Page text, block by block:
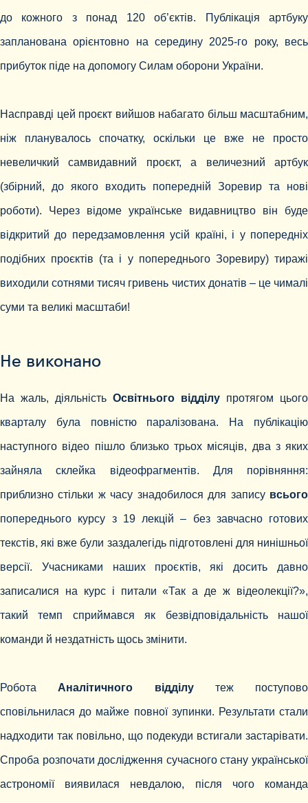
до кожного з понад 120 об’єктів. Публікація артбуку
запланована орієнтовно на середину 2025-го року, весь
прибуток піде на допомогу Силам оборони України.
Насправді цей проєкт вийшов набагато більш масштабним,
ніж планувалось спочатку, оскільки це вже не просто
невеличкий самвидавний проєкт, а величезний артбук
(збірний, до якого входить попередній Зоревир та нові
роботи). Через відоме українське видавництво він буде
відкритий до передзамовлення усій країні, і у попередніх
подібних проєктів (та і у попереднього Зоревиру) тиражі
виходили сотнями тисяч гривень чистих донатів – це чималі
суми та великі масштаби!
Не виконано
На жаль, діяльність Освітнього відділу протягом цього
кварталу була повністю паралізована. На публікацію
наступного відео пішло близько трьох місяців, два з яких
зайняла склейка відеофрагментів. Для порівняння:
приблизно стільки ж часу знадобилося для запису всього
попереднього курсу з 19 лекцій – без завчасно готових
текстів, які вже були заздалегідь підготовлені для нинішньої
версії. Учасниками наших проєктів, які досить давно
записалися на курс і питали «Так а де ж відеолекції?»,
такий темп сприймався як безвідповідальність нашої
команди й нездатність щось змінити.
РоботаАналітичного відділу теж поступово
сповільнилася до майже повної зупинки. Результати стали
надходити так повільно, що подекуди встигали застарівати.
Спроба розпочати дослідження сучасного стану української
астрономії виявилася невдалою, після чого команда